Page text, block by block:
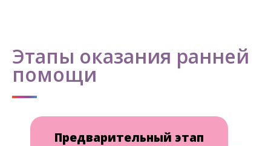
Этапы оказания ранней
помощи
Предварительный этап